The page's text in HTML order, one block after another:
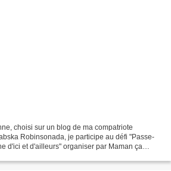
choisi sur un blog de ma compatriote
Robinsonada, je participe au défi "Passe-
d'ici et d'ailleurs" organiser par Maman ça